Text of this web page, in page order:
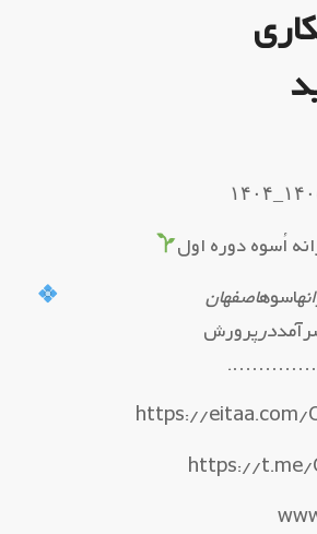
اُسوه دوره اول
اسوهاصفهان
درپرورش
https://t.me/